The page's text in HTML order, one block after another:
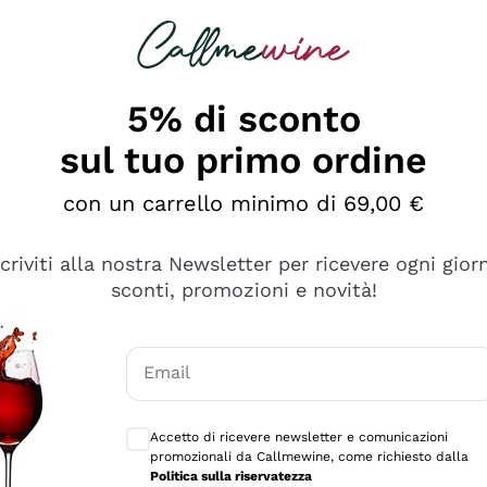
diversi e con un ampio range di prezzo. Le
5% di sconto
sul tuo primo ordine
con un carrello minimo di 69,00 €
alla nostra Newsletter per ricevere ogni
sconti, promozioni e novità!
Email
Accetto di ricevere newsletter e comunicazioni
promozionali da Callmewine, come richiesto dalla
Politica sulla riservatezza